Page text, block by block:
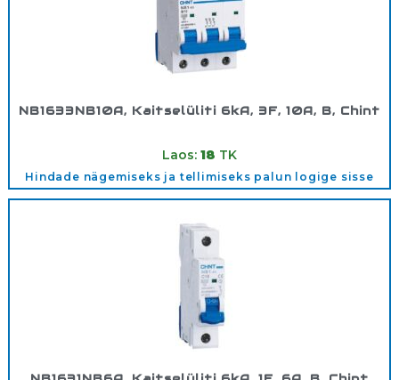
NB1633NB10A, Kaitselüliti 6kA, 3F, 10A, B, Chint
Laos: 18 TK
Hindade nägemiseks ja tellimiseks palun logige sisse